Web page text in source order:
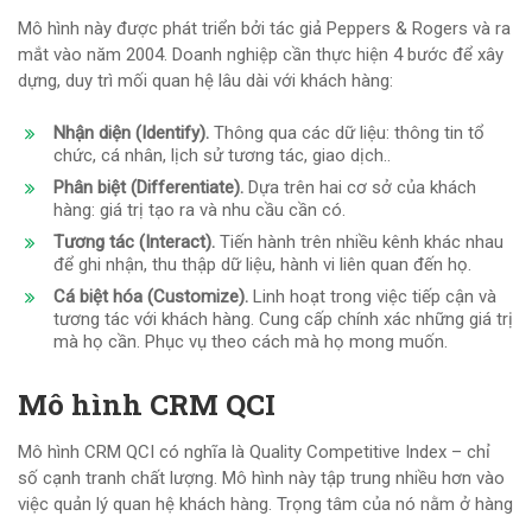
Mô hình này được phát triển bởi tác giả Peppers & Rogers và ra
mắt vào năm 2004. Doanh nghiệp cần thực hiện 4 bước để xây
dựng, duy trì mối quan hệ lâu dài với khách hàng:
Nhận diện (Identify). Thông qua các dữ liệu: thông tin tổ
chức, cá nhân, lịch sử tương tác, giao dịch..
Phân biệt (Differentiate). Dựa trên hai cơ sở của khách
hàng: giá trị tạo ra và nhu cầu cần có.
Tương tác (Interact). Tiến hành trên nhiều kênh khác nhau
để ghi nhận, thu thập dữ liệu, hành vi liên quan đến họ.
Cá biệt hóa (Customize). Linh hoạt trong việc tiếp cận và
tương tác với khách hàng. Cung cấp chính xác những giá trị
mà họ cần. Phục vụ theo cách mà họ mong muốn.
Mô hình CRM QCI
Mô hình CRM QCI có nghĩa là Quality Competitive Index – chỉ
số cạnh tranh chất lượng. Mô hình này tập trung nhiều hơn vào
việc quản lý quan hệ khách hàng. Trọng tâm của nó nằm ở hàng